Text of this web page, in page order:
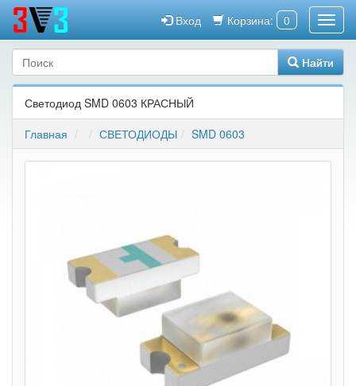
Корзина: 0
Вход
Найти
Светодиод SMD 0603 КРАСНЫЙ
Главная
СВЕТОДИОДЫ SMD 0603